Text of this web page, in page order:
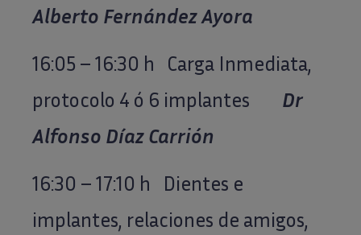
Alberto Fernández Ayora
16:05 – 16:30 h Carga Inmediata,
protocolo 4 ó 6 implantes Dr
Alfonso Díaz Carrión
16:30 – 17:10 h Dientes e
implantes, relaciones de amigos,